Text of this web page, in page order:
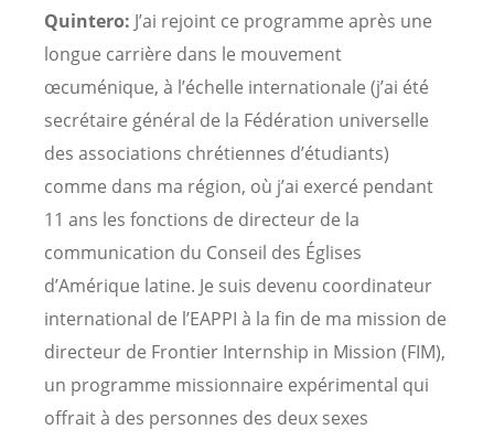
Quintero: J’ai rejoint ce programme après une
longue carrière dans le mouvement
œcuménique, à l’échelle internationale (j’ai été
secrétaire général de la Fédération universelle
des associations chrétiennes d’étudiants)
comme dans ma région, où j’ai exercé pendant
11 ans les fonctions de directeur de la
communication du Conseil des Églises
d’Amérique latine. Je suis devenu coordinateur
international de l’EAPPI à la fin de ma mission de
directeur de Frontier Internship in Mission (FIM),
un programme missionnaire expérimental qui
offrait à des personnes des deux sexes